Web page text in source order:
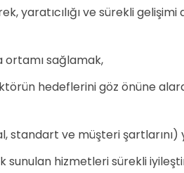
yaratıcılığı ve sürekli gelişimi
ortamı sağlamak,
hedeflerini göz önüne
standart ve müşteri
sunulan hizmetleri sürekli